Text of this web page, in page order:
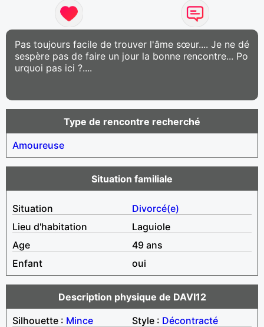
Pas toujours facile de trouver l'âme sœur.... Je ne dé
sespère pas de faire un jour la bonne rencontre... Po
urquoi pas ici ?....
Type de rencontre recherché
Amoureuse
Situation familiale
Situation
Divorcé(e)
Lieu d'habitation
Laguiole
Age
49 ans
Enfant
oui
Description physique de DAVI12
Silhouette : Mince Style : Décontracté